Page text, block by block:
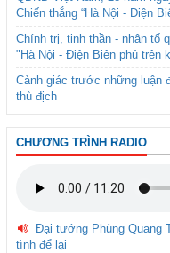
Chiến thắng “Hà Nội - Điện
Chính trị, tinh thần - nhân tố
"Hà Nội - Điện Biên phủ trên
Cảnh giác trước những luận
thù địch
CHƯƠNG TRÌNH RADIO
Đại tướng Phùng Quang
tình để lại